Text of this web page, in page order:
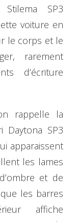
SP3
voiture en
le corps et le
rarement
d’écriture
rappelle la
Daytona SP3
apparaissent
les lames
et de
les barres
affiche